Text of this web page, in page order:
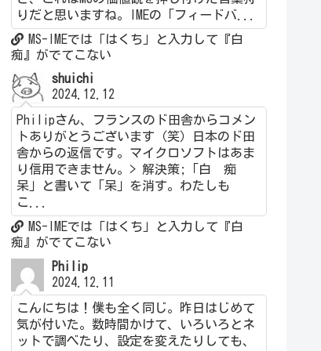
りだと思いますね。IMEの「フィードバ...
MS-IMEでは「はくち」と入力して『白
痴』がでてこない
shuichi
2024.12.12
Philipさん、フランスのド田舎からコメン
トありがとうございます（笑）日本のド田
舎からの返信です。マイクロソフトはあま
り信用できません。> 解決策;「白 痴
呆」と書いて「呆」を消す。わたしも
こ...
MS-IMEでは「はくち」と入力して『白
痴』がでてこない
Philip
2024.12.11
こんにちは！僕も全く同じ。昨日はじめて
気が付いた。数時間かけて、いろいろとネ
ットで調べたり、設定を変えたりしても、